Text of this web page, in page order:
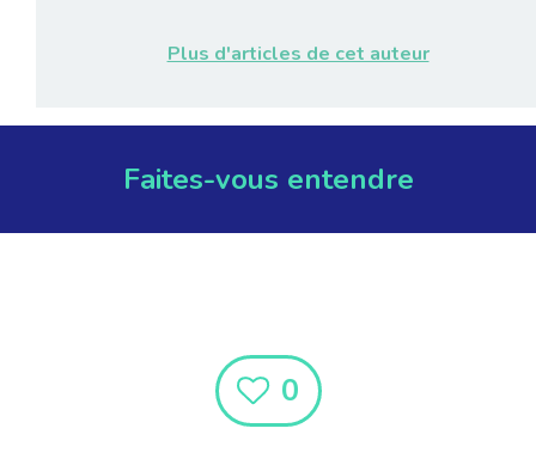
Plus d'articles de cet auteur
Faites-vous entendre
0